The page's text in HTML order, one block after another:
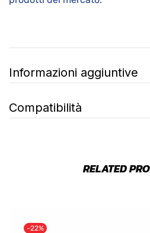
Informazioni aggiuntive
Compatibilità
RELATED
-22%